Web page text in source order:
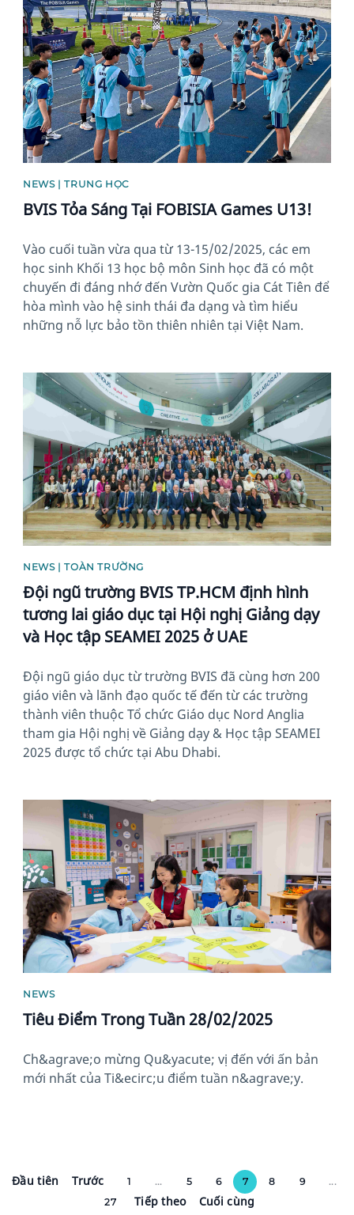
NEWS | TRUNG HỌC
BVIS Tỏa Sáng Tại FOBISIA Games U13!
Vào cuối tuần vừa qua từ 13-15/02/2025, các em
học sinh Khối 13 học bộ môn Sinh học đã có một
chuyến đi đáng nhớ đến Vườn Quốc gia Cát Tiên để
hòa mình vào hệ sinh thái đa dạng và tìm hiểu
những nỗ lực bảo tồn thiên nhiên tại Việt Nam.
News image
NEWS | TOÀN TRƯỜNG
Đội ngũ trường BVIS TP.HCM định hình
tương lai giáo dục tại Hội nghị Giảng dạy
và Học tập SEAMEI 2025 ở UAE
Đội ngũ giáo dục từ trường BVIS đã cùng hơn 200
giáo viên và lãnh đạo quốc tế đến từ các trường
thành viên thuộc Tổ chức Giáo dục Nord Anglia
tham gia Hội nghị về Giảng dạy & Học tập SEAMEI
2025 được tổ chức tại Abu Dhabi.
News image
NEWS
Tiêu Điểm Trong Tuần 28/02/2025
Ch&agrave;o mừng Qu&yacute; vị đến với ấn bản
mới nhất của Ti&ecirc;u điểm tuần n&agrave;y.
Đầu tiên Trước 1 ... 5 6 7 8 9
...
27
Tiếp theo Cuối cùng